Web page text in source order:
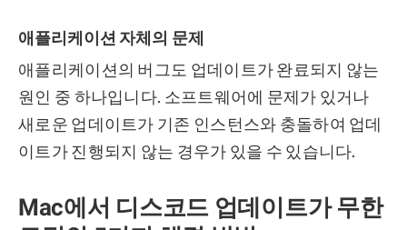
애플리케이션 자체의 문제
애플리케이션의 버그도 업데이트가 완료되지 않는
원인 중 하나입니다. 소프트웨어에 문제가 있거나
새로운 업데이트가 기존 인스턴스와 충돌하여 업데
이트가 진행되지 않는 경우가 있을 수 있습니다.
Mac에서 디스코드 업데이트가 무한